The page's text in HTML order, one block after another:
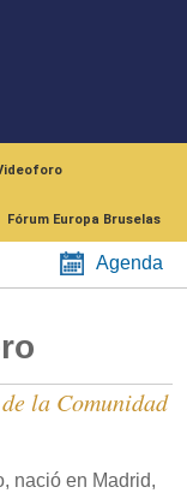
Fórum Europa Bruselas
Agenda
la Comunidad
nació en Madrid,